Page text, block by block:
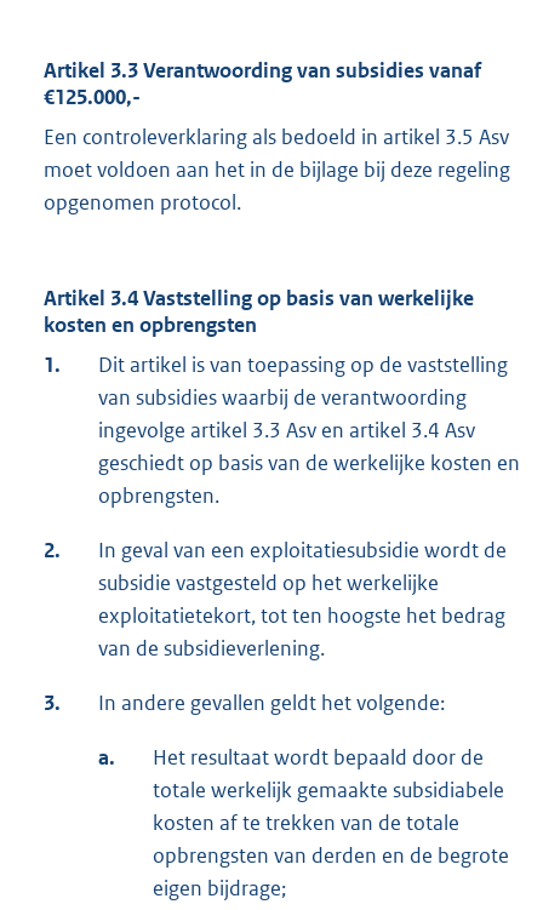
Artikel 3.3 Verantwoording van subsidies vanaf
€125.000,-
Een controleverklaring als bedoeld in artikel 3.5 Asv
moet voldoen aan het in de bijlage bij deze regeling
opgenomen protocol.
Artikel 3.4 Vaststelling op basis van werkelijke
kosten en opbrengsten
1.
Dit artikel is van toepassing op de vaststelling
van subsidies waarbij de verantwoording
ingevolge artikel 3.3 Asv en artikel 3.4 Asv
geschiedt op basis van de werkelijke kosten en
opbrengsten.
2.
In geval van een exploitatiesubsidie wordt de
subsidie vastgesteld op het werkelijke
exploitatietekort, tot ten hoogste het bedrag
van de subsidieverlening.
3. In andere gevallen geldt het volgende:
a.
Het resultaat wordt bepaald door de
totale werkelijk gemaakte subsidiabele
kosten af te trekken van de totale
opbrengsten van derden en de begrote
eigen bijdrage;